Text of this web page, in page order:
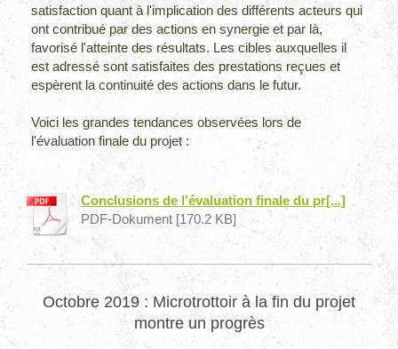
satisfaction quant à l'implication des différents acteurs qui
ont contribué par des actions en synergie et par là,
favorisé l'atteinte des résultats. Les cibles auxquelles il
est adressé sont satisfaites des prestations reçues et
espèrent la continuité des actions dans le futur.
Voici les grandes tendances observées lors de
l'évaluation finale du projet :
Conclusions de l'évaluation finale du pr[...]
PDF-Dokument [170.2 KB]
Octobre 2019 : Microtrottoir à la fin du projet
montre un progrès